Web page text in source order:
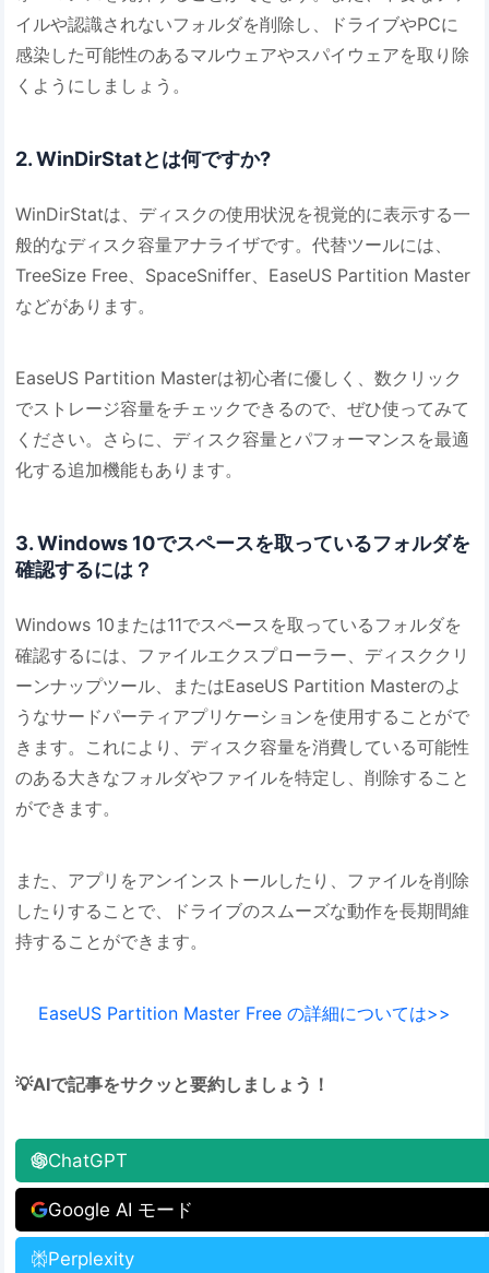
イルや認識されないフォルダを削除し、ドライブやPCに
感染した可能性のあるマルウェアやスパイウェアを取り除
くようにしましょう。
2. WinDirStatとは何ですか?
WinDirStatは、ディスクの使用状況を視覚的に表示する一
般的なディスク容量アナライザです。代替ツールには、
TreeSize Free、SpaceSniffer、EaseUS Partition Master
などがあります。
EaseUS Partition Masterは初心者に優しく、数クリック
でストレージ容量をチェックできるので、ぜひ使ってみて
ください。さらに、ディスク容量とパフォーマンスを最適
化する追加機能もあります。
3. Windows 10でスペースを取っているフォルダを
確認するには？
Windows 10または11でスペースを取っているフォルダを
確認するには、ファイルエクスプローラー、ディスククリ
ーンナップツール、またはEaseUS Partition Masterのよ
うなサードパーティアプリケーションを使用することがで
きます。これにより、ディスク容量を消費している可能性
のある大きなフォルダやファイルを特定し、削除すること
ができます。
また、アプリをアンインストールしたり、ファイルを削除
したりすることで、ドライブのスムーズな動作を長期間維
持することができます。
EaseUS Partition Master Free の詳細については>>
💡AIで記事をサクッと要約しましょう！
ChatGPT
Google AI モード
Perplexity